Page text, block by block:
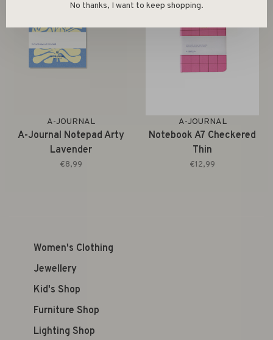
A-JOURNAL
A-Journal Notepad Arty
Lavender
€8,99
A-JOURNAL
Notebook A7 Checkered
Thin
€12,99
Women's Clothing
Jewellery
Kid's Shop
Furniture Shop
Lighting Shop
No thanks, I want to keep shopping.